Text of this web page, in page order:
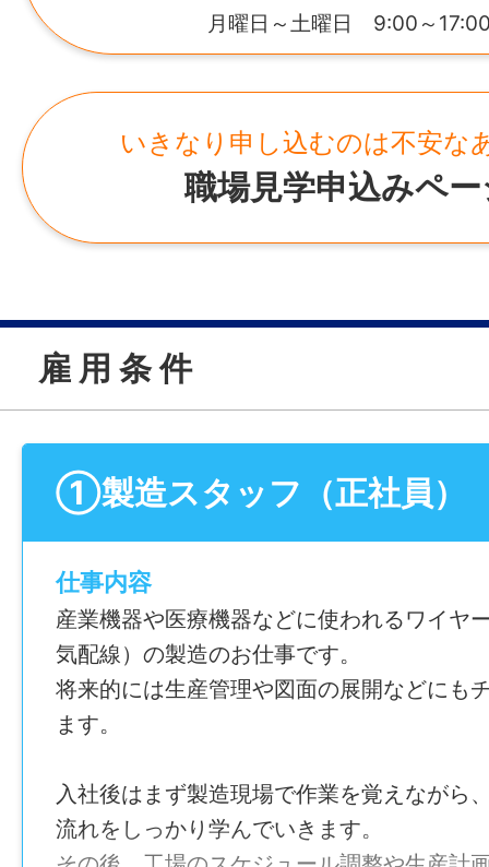
月曜日～土曜日 9:00～
いきなり申し込むのは不安な
職場見学申込みペ
雇 用 条 件
①製造スタッフ（正社員）
仕事内容
産業機器や医療機器などに使われるワイヤ
気配線）の製造のお仕事です。
将来的には生産管理や図面の展開などにも
ます。
入社後はまず製造現場で作業を覚えながら
流れをしっかり学んでいきます。